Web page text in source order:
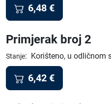
6,48 €
Primjerak broj 2
Stanje: Korišteno, u odličnom
6,42 €